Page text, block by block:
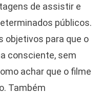
de assistir e
públicos.
objetivos para que o
consciente, sem
achar que o filme
Também